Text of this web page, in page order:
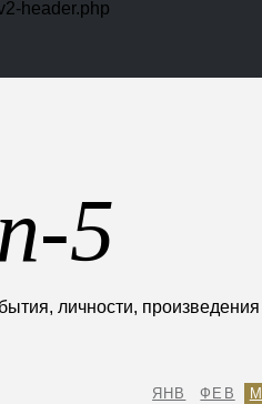
header.php
5
личности,
ЯНВ ФЕВ